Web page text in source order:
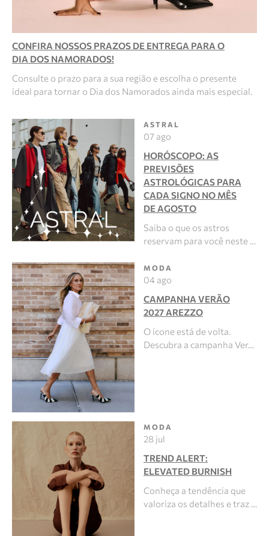
CONFIRA NOSSOS PRAZOS DE ENTREGA PARA O
DIA DOS NAMORADOS!
Consulte o prazo para a sua região e escolha o presente
ideal para tornar o Dia dos Namorados ainda mais especial.
ASTRAL
07 ago
HORÓSCOPO: AS
PREVISÕES
ASTROLÓGICAS PARA
CADA SIGNO NO MÊS
DE AGOSTO
Saiba o que os astros
reservam para você neste …
MODA
04 ago
CAMPANHA VERÃO
2027 AREZZO
O ícone está de volta.
Descubra a campanha Ver…
MODA
28 jul
TREND ALERT:
ELEVATED BURNISH
Conheça a tendência que
valoriza os detalhes e traz …